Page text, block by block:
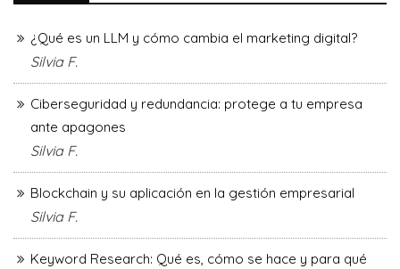
¿Qué es un LLM y cómo cambia el marketing digital?
Silvia F.
Ciberseguridad y redundancia: protege a tu empresa
ante apagones
Silvia F.
Blockchain y su aplicación en la gestión empresarial
Silvia F.
Keyword Research: Qué es, cómo se hace y para qué